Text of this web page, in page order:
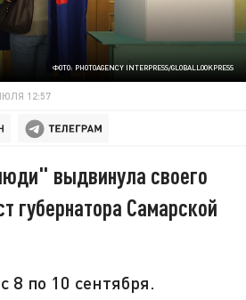
ФОТО: PHOTOAGENCY INTERPRESS/GLOBALLOOKPRESS
12:57
выдвинула своего
губернатора Самарской
8 по 10 сентября.